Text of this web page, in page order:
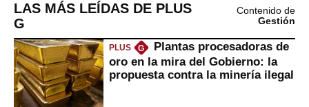
LAS MÁS LEÍDAS DE PLUS
G
Contenido de
Gestión
PLUS G
Plantas procesadoras de
oro en la mira del Gobierno: la
propuesta contra la minería ilegal